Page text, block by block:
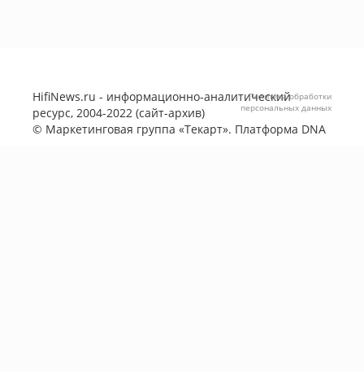
HifiNews.ru - информационно-аналитический
ресурс, 2004-2022 (сайт-архив)
© Маркетинговая группа «Текарт». Платформа DNA
Политика обработки
персональных данных